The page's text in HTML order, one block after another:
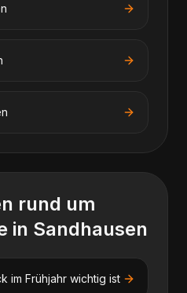
rund um
in Sandhausen
im Frühjahr wichtig ist